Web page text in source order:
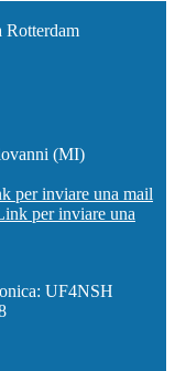
Rotterdam
(MI)
per inviare una mail
per inviare una
UF4NSH